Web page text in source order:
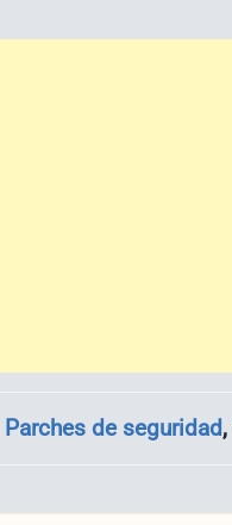
Parches de seguridad,